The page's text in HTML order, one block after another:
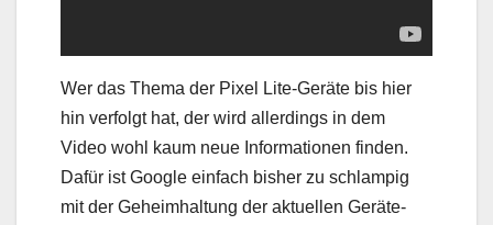
Wer das Thema der Pixel Lite-Geräte bis hier
hin verfolgt hat, der wird allerdings in dem
Video wohl kaum neue Informationen finden.
Dafür ist Google einfach bisher zu schlampig
mit der Geheimhaltung der aktuellen Geräte-